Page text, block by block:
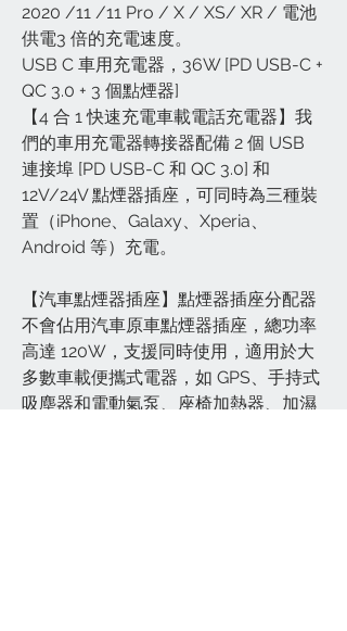
2020 /11 /11 Pro / X / XS/ XR / 電池
供電3 倍的充電速度。
USB C 車用充電器，36W [PD USB-C +
QC 3.0 + 3 個點煙器]
【4 合 1 快速充電車載電話充電器】我
們的車用充電器轉接器配備 2 個 USB
連接埠 [PD USB-C 和 QC 3.0] 和
12V/24V 點煙器插座，可同時為三種裝
置（iPhone、Galaxy、Xperia、
Android 等）充電。
【汽車點煙器插座】點煙器插座分配器
不會佔用汽車原車點煙器插座，總功率
高達 120W，支援同時使用，適用於大
多數車載便攜式電器，如 GPS、手持式
吸塵器和電動氣泵、座椅加熱器、加濕